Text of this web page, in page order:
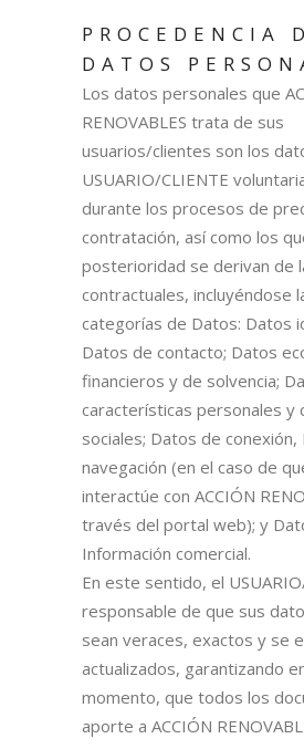
PROCEDENCIA
DATOS
Los datos personales que
RENOVABLES trata de sus
usuarios/clientes son los
USUARIO/CLIENTE
durante los procesos de
contratación, así como los
posterioridad se derivan de
contractuales, incluyéndose
categorías de Datos: Datos
Datos de contacto; Datos
financieros y de solvencia;
características personales y
sociales; Datos de conexión,
navegación (en el caso de
interactúe con ACCIÓN
través del portal web); y
Información comercial.
En este sentido, el
responsable de que sus
sean veraces, exactos y se
actualizados, garantizando
momento, que todos los
aporte a ACCIÓN